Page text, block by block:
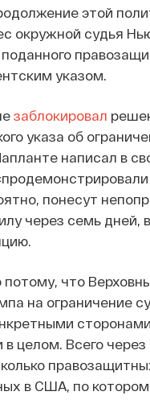
этой
окружной судья
поданного
указом.
заблокировал
указа об
написал в
понесут
через семь дней,
что
на ограничение
целом. Всего
в США, по